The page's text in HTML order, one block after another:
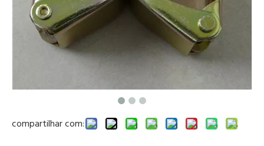
compartilhar com: